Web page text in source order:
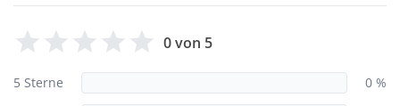
0 von 5
5 Sterne 0 %